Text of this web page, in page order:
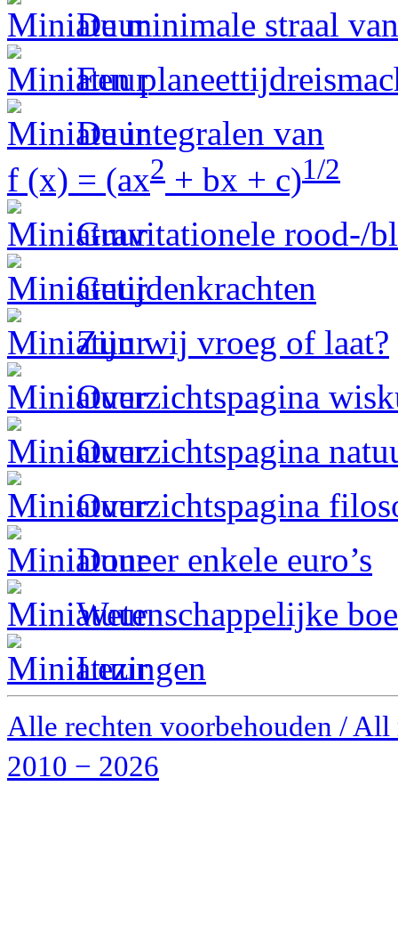
De minimale straal
Een
De integralen van
f (x) = (ax2 + bx + c)1/2
Gravitationele rood-/
Getijdenkrachten
Zijn wij vroeg of laat?
Overzichtspagina
Overzichtspagina
Overzichtspagina
Doneer enkele euro’s
Wetenschappelijke
Lezingen
Alle rechten voorbehouden /
2010 − 2026